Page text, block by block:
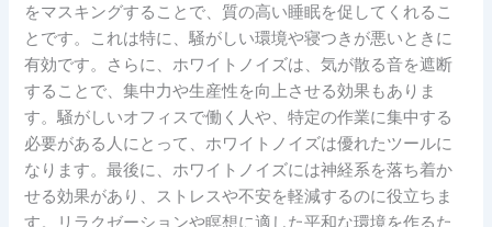
をマスキングすることで、質の高い睡眠を促してくれるこ
とです。これは特に、騒がしい環境や寝つきが悪いときに
有効です。さらに、ホワイトノイズは、気が散る音を遮断
することで、集中力や生産性を向上させる効果もありま
す。騒がしいオフィスで働く人や、特定の作業に集中する
必要がある人にとって、ホワイトノイズは優れたツールに
なります。最後に、ホワイトノイズには神経系を落ち着か
せる効果があり、ストレスや不安を軽減するのに役立ちま
す。リラクゼーションや瞑想に適した平和な環境を作るた